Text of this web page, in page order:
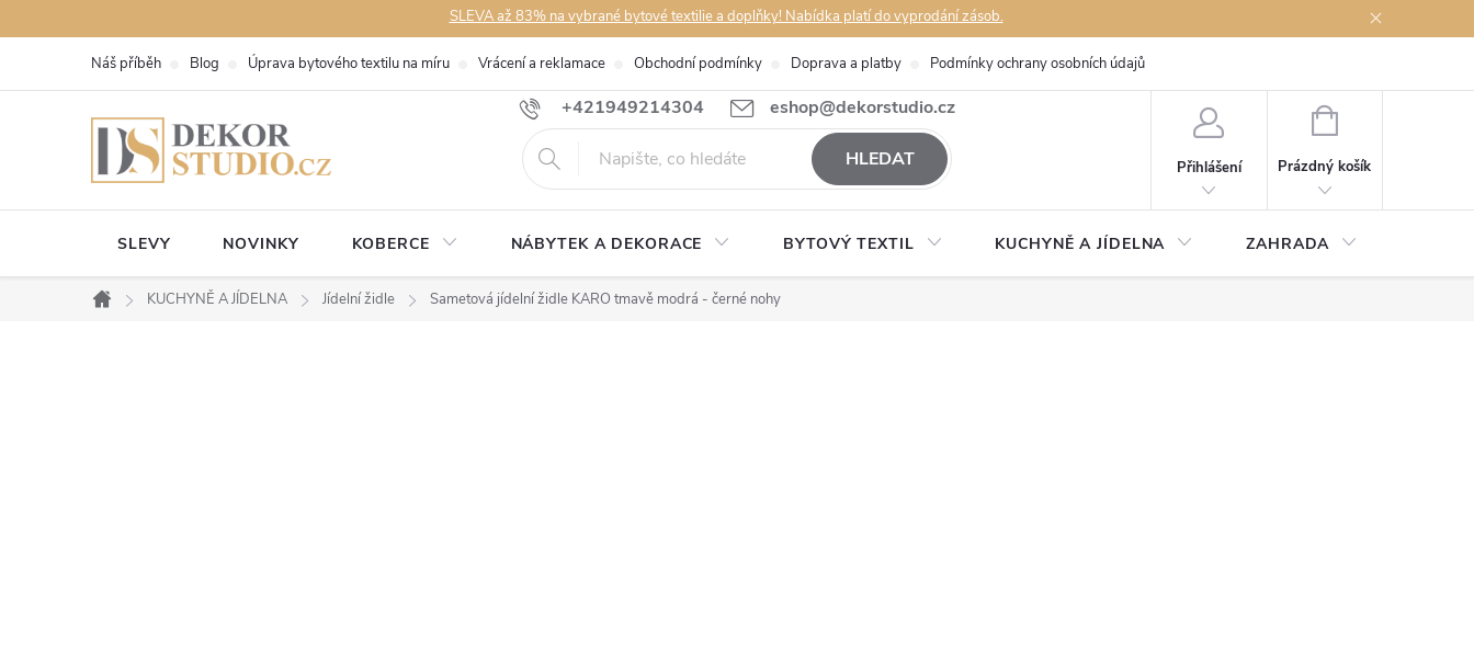
na
SLEVA až 83% na vybrané bytové textilie a doplňky! Nabídka platí do vyprodání zásob.
+421949214304 eshop@dekorstudio.cz
Náš příběh Blog Úprava bytového textilu na míru Vrácení a reklamace Obchodní podmínky Doprava a platby Podmínky ochrany osobních údajů
HLEDAT Přihlášení
NÁKUPNÍ
Prázdný košík
SLEVY NOVINKY KOBERCE NÁBYTEK A DEKORACE BYTOVÝ TEXTIL KUCHYNĚ A JÍDELNA ZAHRADA
Domů
KUCHYNĚ A JÍDELNA Jídelní židle Sametová jídelní židle KARO tmavě modrá - černé nohy